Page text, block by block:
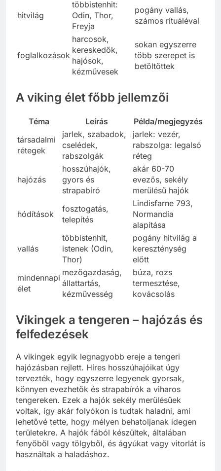
hitvilág
többistenhit:
Odin, Thor,
Freyja
pogány vallás,
számos rituáléval
foglalkozások
harcosok,
kereskedők,
hajósok,
kézművesek
sokan egyszerre
több szerepet is
betöltöttek
A viking élet főbb jellemzői
Téma Leírás
Példa/megjegyzés
társadalmi
rétegek
jarlek, szabadok,
cselédek,
rabszolgák
jarlek: vezér,
rabszolga: legalsó
réteg
hajózás
hosszúhajók,
gyors és
strapabíró
akár 60-70
evezős, sekély
merülésű hajók
hódítások
fosztogatás,
telepítés
Lindisfarne 793,
Normandia
alapítása
vallás
többistenhit,
istenek (Odin,
Thor)
pogány hitvilág a
kereszténység
előtt
mindennapi
élet
mezőgazdaság,
állattartás,
kézművesség
búza, rozs
termesztése,
kovácsolás
Vikingek a tengeren – hajózás és
felfedezések
A vikingek egyik legnagyobb ereje a tengeri
hajózásban rejlett. Híres hosszúhajóikat úgy
tervezték, hogy egyszerre legyenek gyorsak,
könnyen evezhetők és strapabírók a viharos
tengereken. Ezek a hajók sekély merülésűek
voltak, így akár folyókon is tudtak haladni, ami
lehetővé tette, hogy mélyen behatoljanak idegen
területekre. A hajók fából készültek, általában
fenyőből vagy tölgyből, és ágyúkat vagy vitorlát is
használtak a haladáshoz.